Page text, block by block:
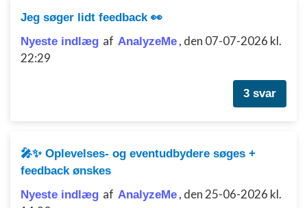
Jeg søger lidt feedback 👀
Nyeste indlæg af AnalyzeMe , den 07-07-2026 kl.
22:29
3 svar
🎤✨ Oplevelses- og eventudbydere søges +
feedback ønskes
Nyeste indlæg af AnalyzeMe , den 25-06-2026 kl.
Oprette profiler for at tilpasse indhold
Bruge profiler til at vælge tilpasset indhold
kilder